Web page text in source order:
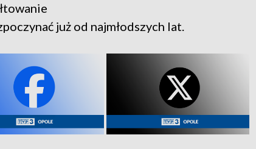
już od najmłodszych lat.